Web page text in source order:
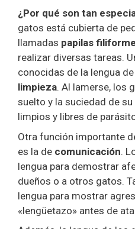
¿Por qué son tan
gatos está cubierta de
llamadas papilas
realizar diversas tareas.
conocidas de la lengua
limpieza. Al lamerse, los
suelto y la suciedad de
limpios y libres de
Otra función importante
es la de comunicación.
lengua para demostrar
dueños o a otros gatos.
lengua para mostrar
«lengüetazo» antes de